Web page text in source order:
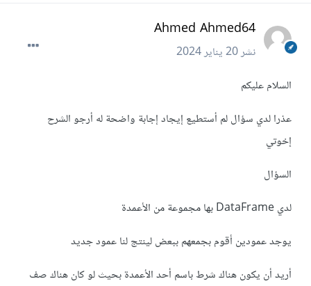
Ahmed Ahmed64
نشر20 يناير 2024
السلام عليكم
عذرا لدي سؤال لم أستطيع إيجاد إجابة واضحة له أرجو الشرح
إخوتي
السؤال
لدي DataFrame بها مجموعة من الأعمدة
يوجد عمودين أقوم بجمعهم ببعض لينتج لنا عمود جديد
أريد أن يكون هناك شرط باسم أحد الأعمدة بحيث لو كان هناك صف